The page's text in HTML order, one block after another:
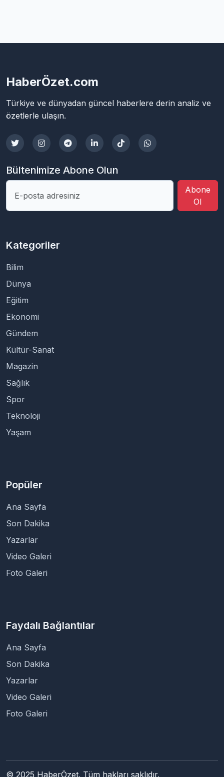
HaberÖzet.com
Türkiye ve dünyadan güncel haberlere derin analiz ve
özetlerle ulaşın.
Bültenimize Abone Olun
Abone
Ol
Kategoriler
Bilim
Dünya
Eğitim
Ekonomi
Gündem
Kültür-Sanat
Magazin
Sağlık
Spor
Teknoloji
Yaşam
Popüler
Ana Sayfa
Son Dakika
Yazarlar
Video Galeri
Foto Galeri
Faydalı Bağlantılar
Ana Sayfa
Son Dakika
Yazarlar
Video Galeri
Foto Galeri
© 2025 HaberÖzet. Tüm hakları saklıdır.